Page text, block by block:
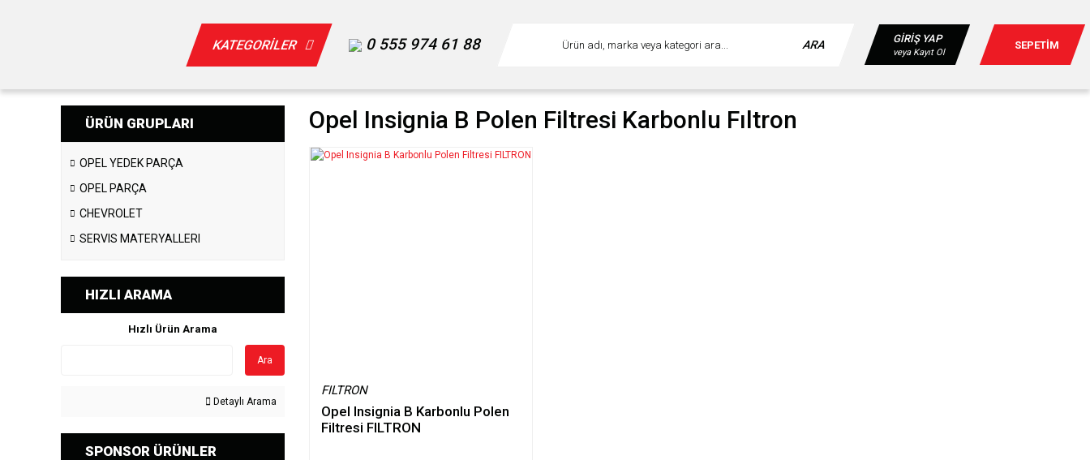
KATEGORİLER 0 555 974 61 88 ARA GİRİŞ YAP
veya Kayıt Ol
SEPETİM
ÜRÜN GRUPLARI
OPEL YEDEK PARÇA
OPEL PARÇA
CHEVROLET
SERVIS MATERYALLERI
HIZLI ARAMA
Hızlı Ürün Arama
Ara
Detaylı Arama
SPONSOR ÜRÜNLER
Opel Insignia B Polen Filtresi Karbonlu Fıltron
FILTRON
Opel Insignia B Karbonlu Polen
Filtresi FILTRON